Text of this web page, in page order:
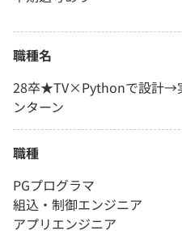
職種名
28卒★TV×Pythonで設計→
ンターン
職種
PGプログラマ
組込・制御エンジニア
アプリエンジニア